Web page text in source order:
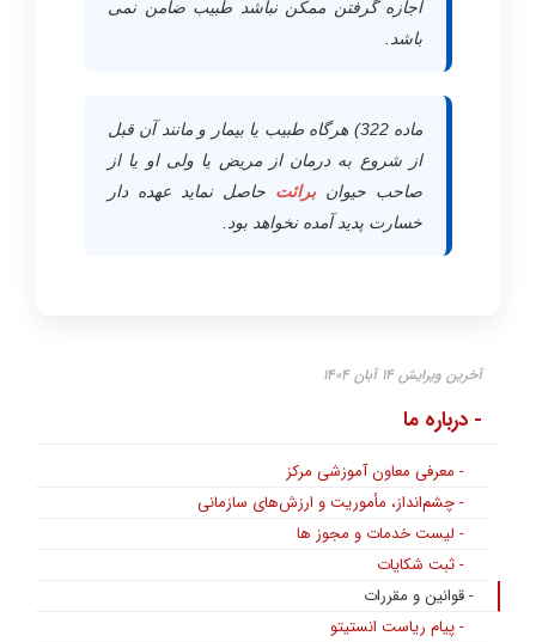
اجازه گرفتن ممکن نباشد طبیب ضامن نمی
باشد.
ماده 322) هرگاه طبیب یا بیمار و مانند آن قبل
از شروع به درمان از مریض یا ولی او یا از
صاحب حیوانبرائت حاصل نماید عهده دار
خسارت پدید آمده نخواهد بود.
آخرین ویرایش ۱۴ آبان ۱۴۰۴
- درباره ما
- معرفی معاون آموزشی مرکز
- چشم‌انداز، مأموریت و ارزش‌های سازمانی
- لیست خدمات و مجوز ها
- ثبت شکایات
- قوانین و مقررات
- پیام ریاست انستیتو